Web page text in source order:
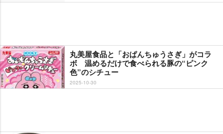
丸美屋食品と「おぱんちゅうさぎ」がコラ
ボ 温めるだけで食べられる豚の“ピンク
色”のシチュー
2025-10-30